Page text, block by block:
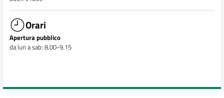
Orari
Apertura pubblico
da lun a sab: 8.00-9.15